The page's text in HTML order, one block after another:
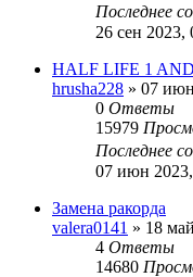
Последнее
26 сен 2023,
HALF LIFE 1
hrusha228 » 07
0 Ответы
15979
Последнее
07 июн
Замена ракорда
valera0141 » 18
4 Ответы
14680